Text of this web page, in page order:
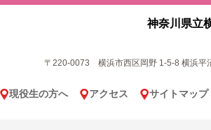
神奈川県立
〒220-0073 横浜市西区岡野 1-5-8 横浜平
現役生の方へ アクセス サイトマップ